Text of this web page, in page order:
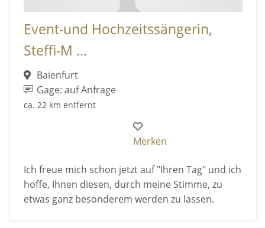
Event-und Hochzeitssängerin,
Steffi-M ...
Baienfurt
Gage: auf Anfrage
ca. 22 km entfernt
Merken
Ich freue mich schon jetzt auf "Ihren Tag" und ich
hoffe, Ihnen diesen, durch meine Stimme, zu
etwas ganz besonderem werden zu lassen.